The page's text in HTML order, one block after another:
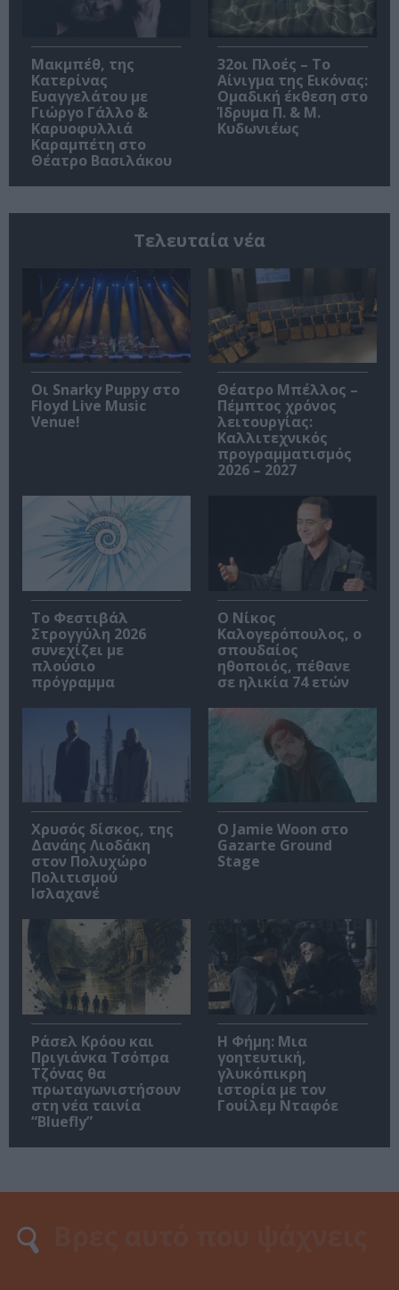
Μακμπέθ, της
Κατερίνας
Ευαγγελάτου με
Γιώργο Γάλλο &
Καρυοφυλλιά
Καραμπέτη στο
Θέατρο Βασιλάκου
32οι Πλοές – Το
Αίνιγμα της Εικόνας:
Ομαδική έκθεση στο
Ίδρυμα Π. & Μ.
Κυδωνιέως
Τελευταία νέα
Οι Snarky Puppy στο
Floyd Live Music
Venue!
Θέατρο Μπέλλος –
Πέμπτος χρόνος
λειτουργίας:
Καλλιτεχνικός
προγραμματισμός
2026 – 2027
Το Φεστιβάλ
Στρογγύλη 2026
συνεχίζει με
πλούσιο
πρόγραμμα
Ο Νίκος
Καλογερόπουλος, ο
σπουδαίος
ηθοποιός, πέθανε
σε ηλικία 74 ετών
Χρυσός δίσκος, της
Δανάης Λιοδάκη
στον Πολυχώρο
Πολιτισμού
Ισλαχανέ
Ο Jamie Woon στο
Gazarte Ground
Stage
Ράσελ Κρόου και
Πριγιάνκα Τσόπρα
Τζόνας θα
πρωταγωνιστήσουν
στη νέα ταινία
“Bluefly”
Η Φήμη: Mια
γοητευτική,
γλυκόπικρη
ιστορία με τον
Γουίλεμ Νταφόε